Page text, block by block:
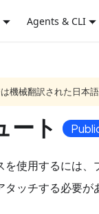
Agents & CLI
機械翻訳された日本
ート
使用するには
ッチする必要が